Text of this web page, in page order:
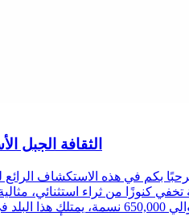
الثقافة الجبل
بكم في هذه الاستكشاف الرائع
تخفي كنوزًا من ثراء استثنائي،
حوالي 650,000 نسمة، يمتلك